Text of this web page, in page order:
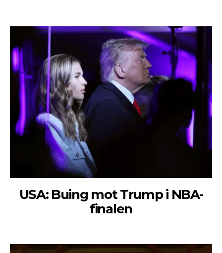
USA: Buing mot Trump i NBA-
finalen